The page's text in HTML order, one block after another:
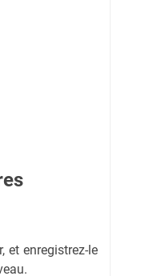
et enregistrez-le